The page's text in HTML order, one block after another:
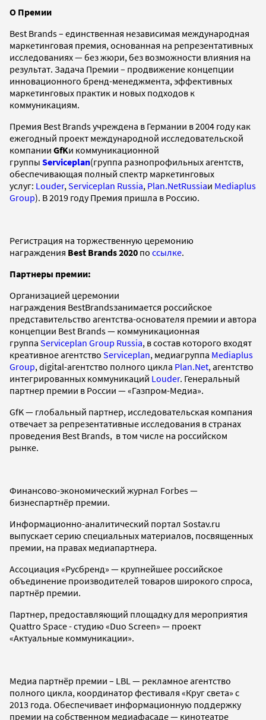
О Премии
Best Brands – единственная независимая международная
маркетинговая премия, основанная на репрезентативных
исследованиях — без жюри, без возможности влияния на
результат. Задача Премии – продвижение концепции
инновационного бренд-менеджмента, эффективных
маркетинговых практик и новых подходов к
коммуникациям.
Премия Best Brands учреждена в Германии в 2004 году как
ежегодный проект международной исследовательской
компании GfKи коммуникационной
группы Serviceplan(группа разнопрофильных агентств,
обеспечивающая полный спектр маркетинговых
услуг: Louder, Serviceplan Russia, Plan.NetRussiaи Mediaplus
Group). В 2019 году Премия пришла в Россию.
Регистрация на торжественную церемонию
награждения Best Brands2020 по ссылке.
Партнеры премии:
Организацией церемонии
награждения BestBrandsзанимается российское
представительство агентства-основателя премии и автора
концепции Best Brands — коммуникационная
группа Serviceplan Group Russia, в состав которого входят
креативное агентство Serviceplan, медиагруппа Mediaplus
Group, digital-агентство полного цикла Plan.Net, агентство
интегрированных коммуникаций Louder. Генеральный
партнер премии в России — «Газпром-Медиа».
GfK — глобальный партнер, исследовательская компания
отвечает за репрезентативные исследования в странах
проведения Best Brands, в том числе на российском
рынке.
Финансово-экономический журнал Forbes —
бизнеспартнёр премии.
Информационно-аналитический портал Sostav.ru
выпускает серию специальных материалов, посвященных
премии, на правах медиапартнера.
Ассоциация «Русбренд» — крупнейшее российское
объединение производителей товаров широкого спроса,
партнёр премии.
Партнер, предоставляющий площадку для мероприятия
Quattro Space - студию «Duo Screen» — проект
«Актуальные коммуникации».
Медиа партнёр премии – LBL — рекламное агентство
полного цикла, координатор фестиваля «Круг света» с
2013 года. Обеспечивает информационную поддержку
премии на собственном медиафасаде — кинотеатре